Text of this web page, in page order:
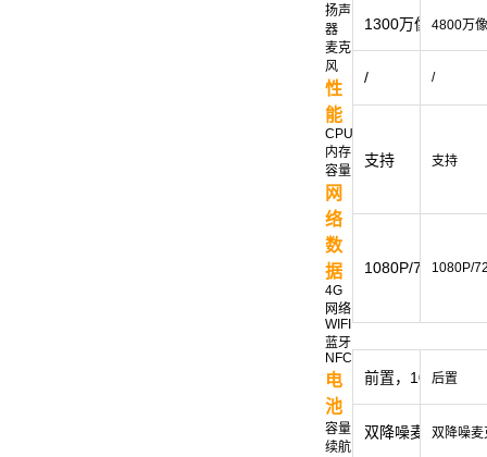
扬声
器
麦克
风
性
能
CPU
内存
容量
网
络
数
据
4G
网络
WIFI
蓝牙
NFC
电
池
容量
续航
1300万像素
/
支持
1080P/720P/
前置，105dB
双降噪麦克风
4800万
/
支持
1080P/
后置
双降噪麦